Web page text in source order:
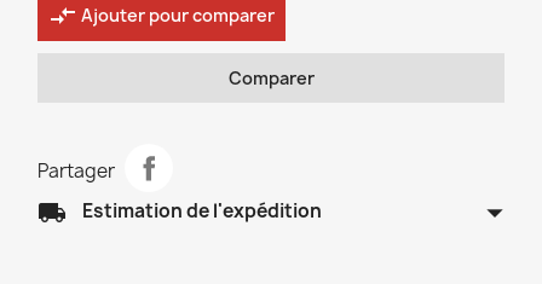
compare_arrows Ajouter pour comparer
Comparer
Partager
local_shipping Estimation de l'expédition arrow_drop_down